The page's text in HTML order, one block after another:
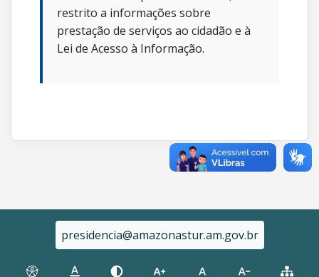
restrito a informações sobre
prestação de serviços ao cidadão e à
Lei de Acesso à Informação.
presidencia@amazonastur.am.gov.br